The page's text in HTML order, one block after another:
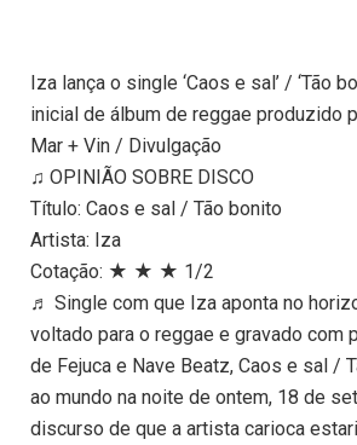
Iza lança o single ‘Caos e sal’ / ‘Tão
inicial de álbum de reggae produzido
Mar + Vin / Divulgação
♫ OPINIÃO SOBRE DISCO
Título: Caos e sal / Tão bonito
Artista: Iza
Cotação: ★ ★ ★ 1/2
♬ Single com que Iza aponta no
voltado para o reggae e gravado com
de Fejuca e Nave Beatz, Caos e sal /
ao mundo na noite de ontem, 18 de
discurso de que a artista carioca